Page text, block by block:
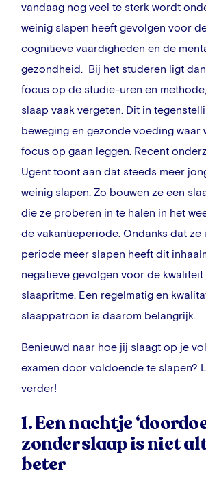
vandaag nog veel te sterk wordt
weinig slapen heeft gevolgen voor
cognitieve vaardigheden en de
gezondheid. Bij het studeren ligt
focus op de studie-uren en
slaap vaak vergeten. Dit in
beweging en gezonde voeding waar
focus op gaan leggen. Recent
Ugent toont aan dat steeds meer
weinig slapen. Zo bouwen ze een
die ze proberen in te halen in het
de vakantieperiode. Ondanks dat ze
periode meer slapen heeft dit
negatieve gevolgen voor de kwaliteit
slaapritme. Een regelmatig en
slaappatroon is daarom belangrijk.
Benieuwd naar hoe jij slaagt op je
examen door voldoende te slapen?
verder!
1. Een nachtje
zonder slaap is niet
beter